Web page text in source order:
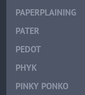
PAPERPLAINING
PATER
PEDOT
PHYK
PINKY PONKO